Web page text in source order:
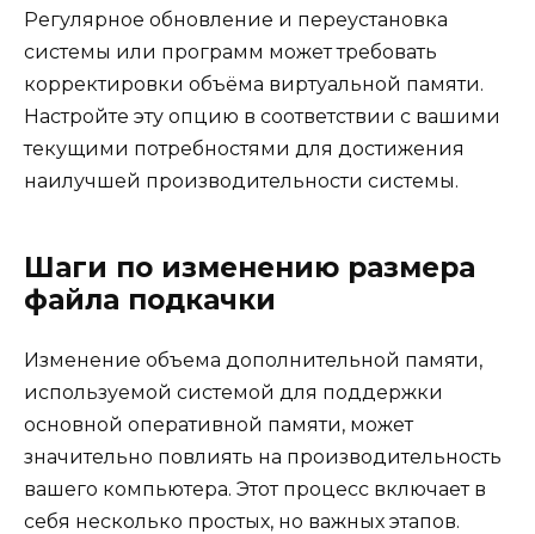
Регулярное обновление и переустановка
системы или программ может требовать
корректировки объёма виртуальной памяти.
Настройте эту опцию в соответствии с вашими
текущими потребностями для достижения
наилучшей производительности системы.
Шаги по изменению размера
файла подкачки
Изменение объема дополнительной памяти,
используемой системой для поддержки
основной оперативной памяти, может
значительно повлиять на производительность
вашего компьютера. Этот процесс включает в
себя несколько простых, но важных этапов.